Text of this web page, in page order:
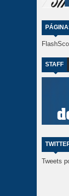
STAFF
Tweets